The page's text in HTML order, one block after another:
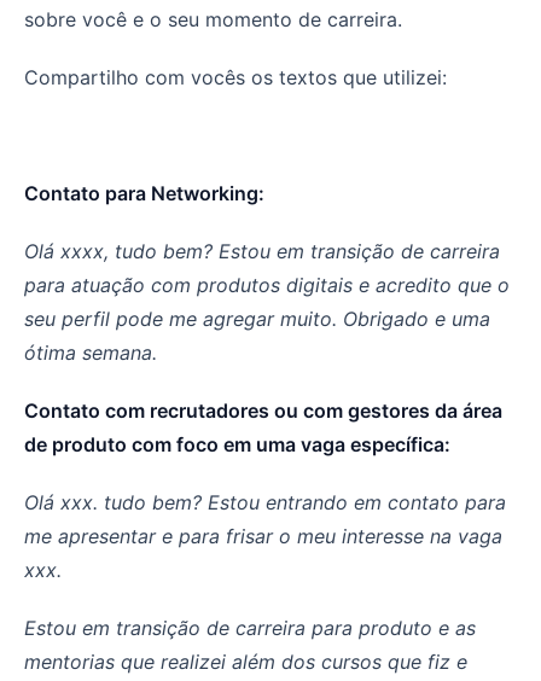
sobre você e o seu momento de carreira.
Compartilho com vocês os textos que utilizei:
Contato para Networking:
Olá xxxx, tudo bem? Estou em transição de carreira
para atuação com produtos digitais e acredito que o
seu perfil pode me agregar muito. Obrigado e uma
ótima semana.
Contato com recrutadores ou com gestores da área
de produto com foco em uma vaga específica:
Olá xxx. tudo bem? Estou entrando em contato para
me apresentar e para frisar o meu interesse na vaga
xxx.
Estou em transição de carreira para produto e as
mentorias que realizei além dos cursos que fiz e